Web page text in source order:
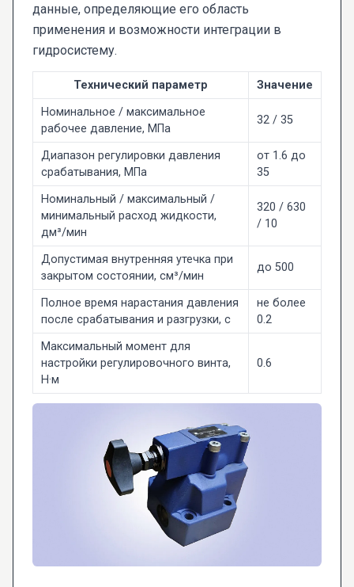
данные, определяющие его область
применения и возможности интеграции в
гидросистему.
Технический параметр
Значение
Номинальное / максимальное
рабочее давление, МПа
32 / 35
Диапазон регулировки давления
срабатывания, МПа
от 1.6 до
35
Номинальный / максимальный /
минимальный расход жидкости,
дм³/мин
320 / 630
/ 10
Допустимая внутренняя утечка при
закрытом состоянии, см³/мин
до 500
Полное время нарастания давления
после срабатывания и разгрузки, с
не более
0.2
Максимальный момент для
настройки регулировочного винта,
Н·м
0.6